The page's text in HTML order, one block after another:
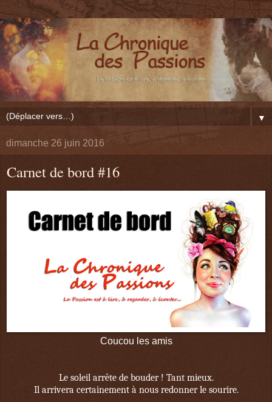
▼
dimanche 26 juin 2016
Carnet de bord #16
Coucou les amis
Le soleil arrête de bouder ! Tant mieux.
Il arrivera certainement à nous redonner le sourire.